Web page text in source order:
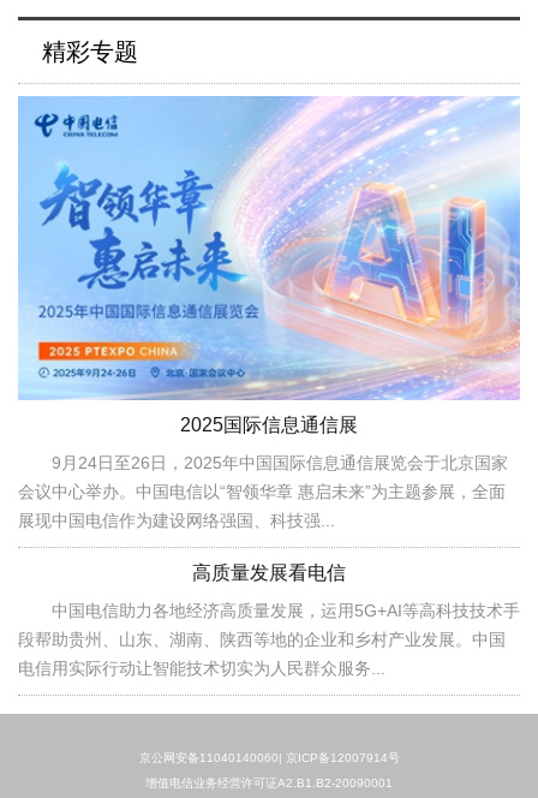
精彩专题
2025国际信息通信展
9月24日至26日，2025年中国国际信息通信展览会于北京国家
会议中心举办。中国电信以“智领华章 惠启未来”为主题参展，全面
展现中国电信作为建设网络强国、科技强...
高质量发展看电信
中国电信助力各地经济高质量发展，运用5G+AI等高科技技术手
段帮助贵州、山东、湖南、陕西等地的企业和乡村产业发展。中国
电信用实际行动让智能技术切实为人民群众服务...
京公网安备11040140060| 京ICP备12007914号
增值电信业务经营许可证A2.B1.B2-20090001